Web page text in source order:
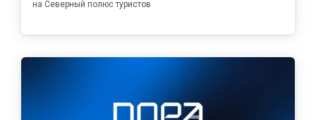
на Северный полюс туристов